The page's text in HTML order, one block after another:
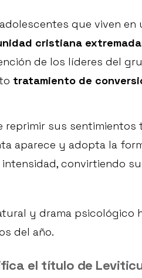
que viven
cristiana
de los líderes del
tratamiento de
sus sentimientos
aparece y adopta la
convirtiendo
y drama psicológico
del año.
el título de